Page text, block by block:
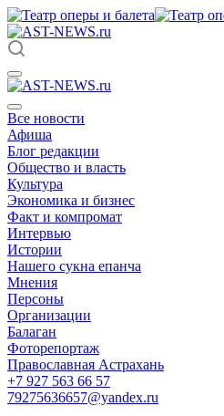
Все новости
Афиша
Блог редакции
Общество и власть
Культура
Экономика и бизнес
Факт и компромат
Интервью
Истории
Нашего сукна епанча
Мнения
Персоны
Организации
Балаган
Фоторепортаж
Православная Астрахань
+7 927 563 66 57
79275636657@yandex.ru